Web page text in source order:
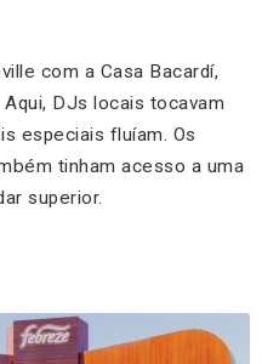
com a Casa Bacardí,
DJs locais tocavam
especiais fluíam. Os
tinham acesso a uma
superior.